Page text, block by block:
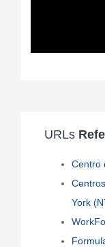
URLs
Centro
York